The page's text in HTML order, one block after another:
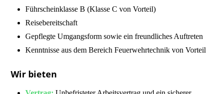
Führscheinklasse B (Klasse C von Vorteil)
Reisebereitschaft
Gepflegte Umgangsform sowie ein freundliches Auftreten
Kenntnisse aus dem Bereich Feuerwehrtechnik von Vorteil
Wir bieten